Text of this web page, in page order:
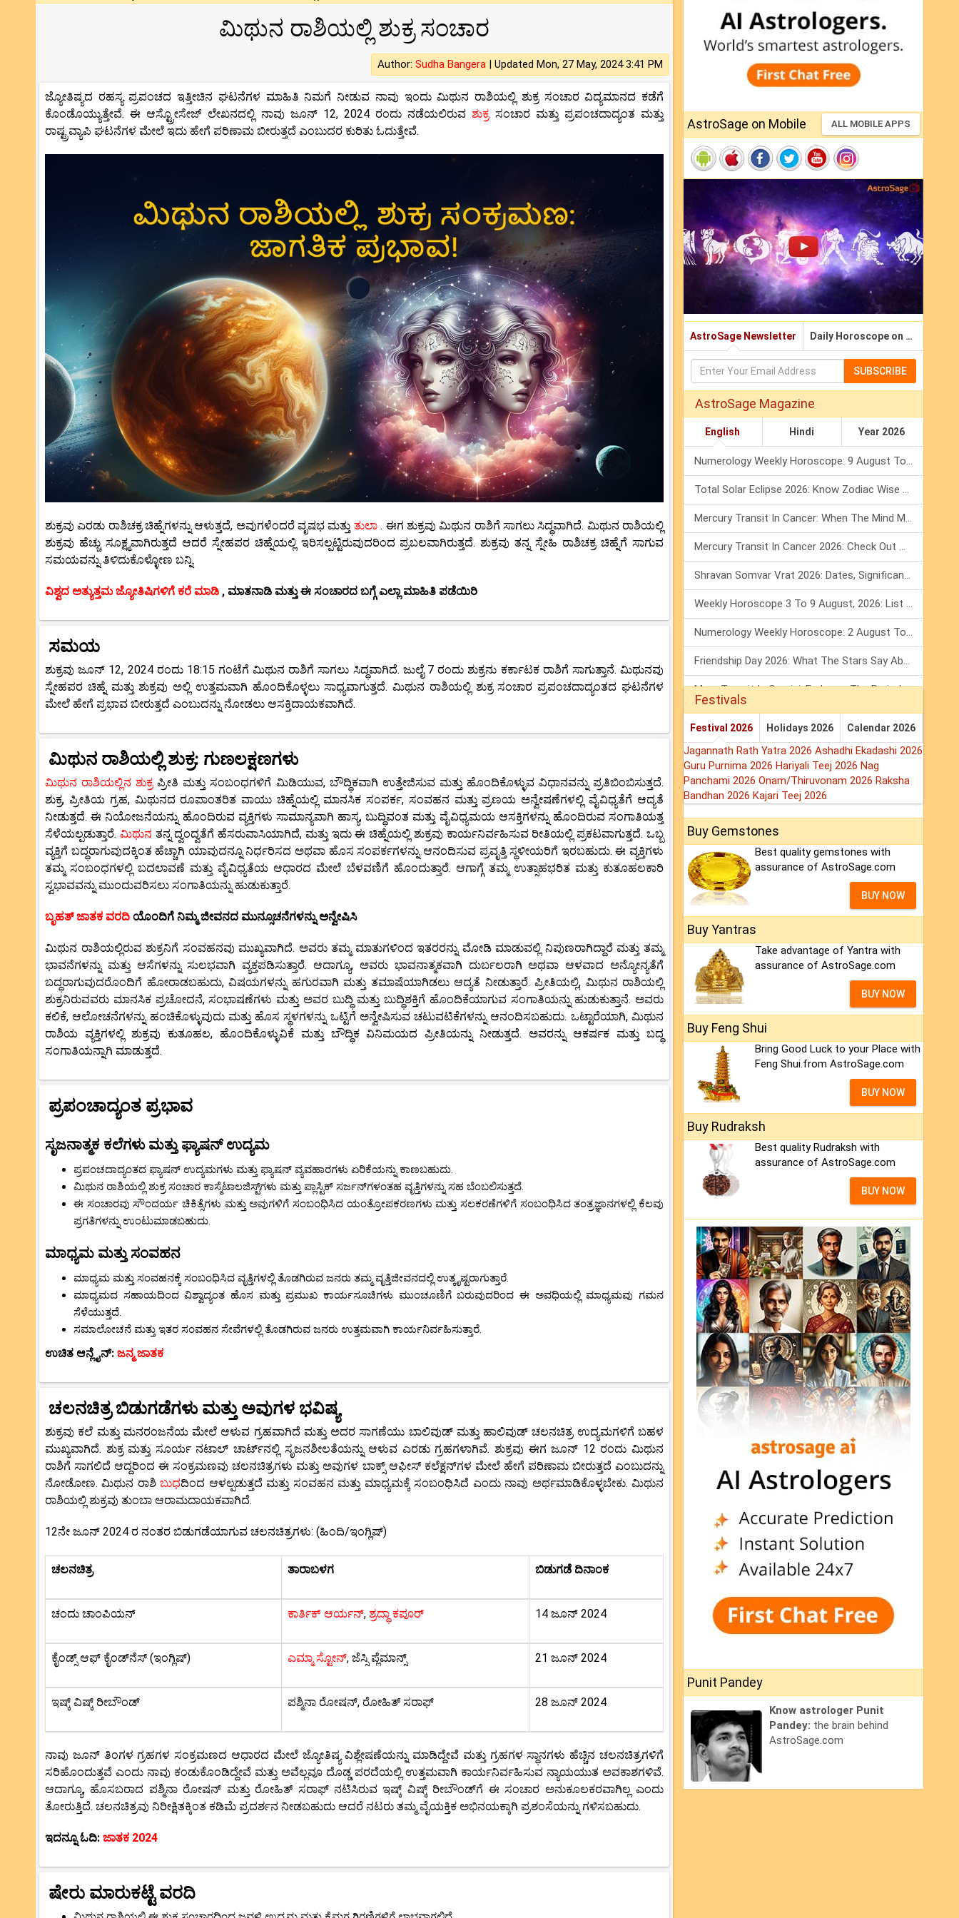
ಮಿಥುನ ರಾಶಿಯಲ್ಲಿ ಶುಕ್ರ ಸಂಚಾರ
Author: Sudha Bangera | Updated Mon, 27 May, 2024 3:41 PM
ಜ್ಯೋತಿಷ್ಯದ ರಹಸ್ಯ ಪ್ರಪಂಚದ ಇತ್ತೀಚಿನ ಘಟನೆಗಳ ಮಾಹಿತಿ ನಿಮಗೆ ನೀಡುವ ನಾವು ಇಂದು ಮಿಥುನ ರಾಶಿಯಲ್ಲಿ ಶುಕ್ರ ಸಂಚಾರ ವಿದ್ಯಮಾನದ ಕಡೆಗೆ
ಕೊಂಡೊಯ್ಯುತ್ತೇವೆ. ಈ ಆಸ್ಟ್ರೋಸೇಜ್ ಲೇಖನದಲ್ಲಿ ನಾವು ಜೂನ್ 12, 2024 ರಂದು ನಡೆಯಲಿರುವಶುಕ್ರಸಂಚಾರ ಮತ್ತು ಪ್ರಪಂಚದಾದ್ಯಂತ ಮತ್ತು
ರಾಷ್ಟ್ರವ್ಯಾಪಿ ಘಟನೆಗಳ ಮೇಲೆ ಇದು ಹೇಗೆ ಪರಿಣಾಮ ಬೀರುತ್ತದೆ ಎಂಬುದರ ಕುರಿತು ಓದುತ್ತೇವೆ.
ಶುಕ್ರವು ಎರಡು ರಾಶಿಚಕ್ರ ಚಿಹ್ನೆಗಳನ್ನು ಆಳುತ್ತದೆ, ಅವುಗಳೆಂದರೆ ವೃಷಭ ಮತ್ತು ತುಲಾ. ಈಗ ಶುಕ್ರವು ಮಿಥುನ ರಾಶಿಗೆ ಸಾಗಲು ಸಿದ್ಧವಾಗಿದೆ. ಮಿಥುನ ರಾಶಿಯಲ್ಲಿ
ಶುಕ್ರವು ಹೆಚ್ಚು ಸೂಕ್ಷ್ಮವಾಗಿರುತ್ತದೆ ಆದರೆ ಸ್ನೇಹಪರ ಚಿಹ್ನೆಯಲ್ಲಿ ಇರಿಸಲ್ಪಟ್ಟಿರುವುದರಿಂದ ಪ್ರಬಲವಾಗಿರುತ್ತದೆ. ಶುಕ್ರವು ತನ್ನ ಸ್ನೇಹಿ ರಾಶಿಚಕ್ರ ಚಿಹ್ನೆಗೆ ಸಾಗುವ
ಸಮಯವನ್ನು ತಿಳಿದುಕೊಳ್ಳೋಣ ಬನ್ನಿ.
ವಿಶ್ವದ ಅತ್ಯುತ್ತಮ ಜ್ಯೋತಿಷಿಗಳಿಗೆ ಕರೆ ಮಾಡಿ , ಮಾತನಾಡಿ ಮತ್ತು ಈ ಸಂಚಾರದ ಬಗ್ಗೆ ಎಲ್ಲಾ ಮಾಹಿತಿ ಪಡೆಯಿರಿ
ಸಮಯ
ಶುಕ್ರವು ಜೂನ್ 12, 2024 ರಂದು 18:15 ಗಂಟೆಗೆ ಮಿಥುನ ರಾಶಿಗೆ ಸಾಗಲು ಸಿದ್ಧವಾಗಿದೆ. ಜುಲೈ 7 ರಂದು ಶುಕ್ರನು ಕರ್ಕಾಟಕ ರಾಶಿಗೆ ಸಾಗುತ್ತಾನೆ. ಮಿಥುನವು
ಸ್ನೇಹಪರ ಚಿಹ್ನೆ ಮತ್ತು ಶುಕ್ರವು ಅಲ್ಲಿ ಉತ್ತಮವಾಗಿ ಹೊಂದಿಕೊಳ್ಳಲು ಸಾಧ್ಯವಾಗುತ್ತದೆ. ಮಿಥುನ ರಾಶಿಯಲ್ಲಿ ಶುಕ್ರ ಸಂಚಾರ ಪ್ರಪಂಚದಾದ್ಯಂತದ ಘಟನೆಗಳ
ಮೇಲೆ ಹೇಗೆ ಪ್ರಭಾವ ಬೀರುತ್ತದೆ ಎಂಬುದನ್ನು ನೋಡಲು ಆಸಕ್ತಿದಾಯಕವಾಗಿದೆ.
ಮಿಥುನ ರಾಶಿಯಲ್ಲಿ ಶುಕ್ರ: ಗುಣಲಕ್ಷಣಗಳು
ಮಿಥುನ ರಾಶಿಯಲ್ಲಿನ ಶುಕ್ರಪ್ರೀತಿ ಮತ್ತು ಸಂಬಂಧಗಳಿಗೆ ಮಿಡಿಯುವ, ಬೌದ್ಧಿಕವಾಗಿ ಉತ್ತೇಜಿಸುವ ಮತ್ತು ಹೊಂದಿಕೊಳ್ಳುವ ವಿಧಾನವನ್ನು ಪ್ರತಿಬಿಂಬಿಸುತ್ತದೆ.
ಶುಕ್ರ, ಪ್ರೀತಿಯ ಗ್ರಹ, ಮಿಥುನದ ರೂಪಾಂತರಿತ ವಾಯು ಚಿಹ್ನೆಯಲ್ಲಿ ಮಾನಸಿಕ ಸಂಪರ್ಕ, ಸಂವಹನ ಮತ್ತು ಪ್ರಣಯ ಅನ್ವೇಷಣೆಗಳಲ್ಲಿ ವೈವಿಧ್ಯತೆಗೆ ಆದ್ಯತೆ
ನೀಡುತ್ತದೆ. ಈ ನಿಯೋಜನೆಯನ್ನು ಹೊಂದಿರುವ ವ್ಯಕ್ತಿಗಳು ಸಾಮಾನ್ಯವಾಗಿ ಹಾಸ್ಯ, ಬುದ್ಧಿವಂತ ಮತ್ತು ವೈವಿಧ್ಯಮಯ ಆಸಕ್ತಿಗಳನ್ನು ಹೊಂದಿರುವ ಸಂಗಾತಿಯತ್ತ
ಸೆಳೆಯಲ್ಪಡುತ್ತಾರೆ. ಮಿಥುನ ತನ್ನ ದ್ವಂದ್ವತೆಗೆ ಹೆಸರುವಾಸಿಯಾಗಿದೆ, ಮತ್ತು ಇದು ಈ ಚಿಹ್ನೆಯಲ್ಲಿ ಶುಕ್ರವು ಕಾರ್ಯನಿರ್ವಹಿಸುವ ರೀತಿಯಲ್ಲಿ ಪ್ರಕಟವಾಗುತ್ತದೆ. ಒಬ್ಬ
ವ್ಯಕ್ತಿಗೆ ಬದ್ಧರಾಗುವುದಕ್ಕಿಂತ ಹೆಚ್ಚಾಗಿ ಯಾವುದನ್ನೂ ನಿರ್ಧರಿಸದ ಅಥವಾ ಹೊಸ ಸಂಪರ್ಕಗಳನ್ನು ಆನಂದಿಸುವ ಪ್ರವೃತ್ತಿ ಸ್ಥಳೀಯರಿಗೆ ಇರಬಹುದು. ಈ ವ್ಯಕ್ತಿಗಳು
ತಮ್ಮ ಸಂಬಂಧಗಳಲ್ಲಿ ಬದಲಾವಣೆ ಮತ್ತು ವೈವಿಧ್ಯತೆಯ ಆಧಾರದ ಮೇಲೆ ಬೆಳವಣಿಗೆ ಹೊಂದುತ್ತಾರೆ. ಆಗಾಗ್ಗೆ ತಮ್ಮ ಉತ್ಸಾಹಭರಿತ ಮತ್ತು ಕುತೂಹಲಕಾರಿ
ಸ್ವಭಾವವನ್ನು ಮುಂದುವರಿಸಲು ಸಂಗಾತಿಯನ್ನು ಹುಡುಕುತ್ತಾರೆ.
ಬೃಹತ್ ಜಾತಕ ವರದಿ ಯೊಂದಿಗೆ ನಿಮ್ಮ ಜೀವನದ ಮುನ್ಸೂಚನೆಗಳನ್ನು ಅನ್ವೇಷಿಸಿ
ಮಿಥುನ ರಾಶಿಯಲ್ಲಿರುವ ಶುಕ್ರನಿಗೆ ಸಂವಹನವು ಮುಖ್ಯವಾಗಿದೆ. ಅವರು ತಮ್ಮ ಮಾತುಗಳಿಂದ ಇತರರನ್ನು ಮೋಡಿ ಮಾಡುವಲ್ಲಿ ನಿಪುಣರಾಗಿದ್ದಾರೆ ಮತ್ತು ತಮ್ಮ
ಭಾವನೆಗಳನ್ನು ಮತ್ತು ಆಸೆಗಳನ್ನು ಸುಲಭವಾಗಿ ವ್ಯಕ್ತಪಡಿಸುತ್ತಾರೆ. ಆದಾಗ್ಯೂ, ಅವರು ಭಾವನಾತ್ಮಕವಾಗಿ ದುರ್ಬಲರಾಗಿ ಅಥವಾ ಆಳವಾದ ಅನ್ಯೋನ್ಯತೆಗೆ
ಬದ್ಧರಾಗುವುದರೊಂದಿಗೆ ಹೋರಾಡಬಹುದು, ವಿಷಯಗಳನ್ನು ಹಗುರವಾಗಿ ಮತ್ತು ತಮಾಷೆಯಾಗಿಡಲು ಆದ್ಯತೆ ನೀಡುತ್ತಾರೆ. ಪ್ರೀತಿಯಲ್ಲಿ, ಮಿಥುನ ರಾಶಿಯಲ್ಲಿ
ಶುಕ್ರನಿರುವವರು ಮಾನಸಿಕ ಪ್ರಚೋದನೆ, ಸಂಭಾಷಣೆಗಳು ಮತ್ತು ಅವರ ಬುದ್ಧಿ ಮತ್ತು ಬುದ್ಧಿಶಕ್ತಿಗೆ ಹೊಂದಿಕೆಯಾಗುವ ಸಂಗಾತಿಯನ್ನು ಹುಡುಕುತ್ತಾನೆ. ಅವರು
ಕಲಿಕೆ, ಆಲೋಚನೆಗಳನ್ನು ಹಂಚಿಕೊಳ್ಳುವುದು ಮತ್ತು ಹೊಸ ಸ್ಥಳಗಳನ್ನು ಒಟ್ಟಿಗೆ ಅನ್ವೇಷಿಸುವ ಚಟುವಟಿಕೆಗಳನ್ನು ಆನಂದಿಸಬಹುದು. ಒಟ್ಟಾರೆಯಾಗಿ, ಮಿಥುನ
ರಾಶಿಯ ವ್ಯಕ್ತಿಗಳಲ್ಲಿ ಶುಕ್ರವು ಕುತೂಹಲ, ಹೊಂದಿಕೊಳ್ಳುವಿಕೆ ಮತ್ತು ಬೌದ್ಧಿಕ ವಿನಿಮಯದ ಪ್ರೀತಿಯನ್ನು ನೀಡುತ್ತದೆ. ಅವರನ್ನು ಆಕರ್ಷಕ ಮತ್ತು ಬದ್ಧ
ಸಂಗಾತಿಯನ್ನಾಗಿ ಮಾಡುತ್ತದೆ.
ಪ್ರಪಂಚಾದ್ಯಂತ ಪ್ರಭಾವ
ಸೃಜನಾತ್ಮಕ ಕಲೆಗಳು ಮತ್ತು ಫ್ಯಾಷನ್ ಉದ್ಯಮ
ಪ್ರಪಂಚದಾದ್ಯಂತದ ಫ್ಯಾಷನ್ ಉದ್ಯಮಗಳು ಮತ್ತು ಫ್ಯಾಷನ್ ವ್ಯವಹಾರಗಳು ಏರಿಕೆಯನ್ನು ಕಾಣಬಹುದು.
ಮಿಥುನ ರಾಶಿಯಲ್ಲಿ ಶುಕ್ರ ಸಂಚಾರ ಕಾಸ್ಮೆಟಾಲಜಿಸ್ಟ್‌ಗಳು ಮತ್ತು ಪ್ಲಾಸ್ಟಿಕ್ ಸರ್ಜನ್‌ಗಳಂತಹ ವೃತ್ತಿಗಳನ್ನು ಸಹ ಬೆಂಬಲಿಸುತ್ತದೆ.
ಈ ಸಂಚಾರವು ಸೌಂದರ್ಯ ಚಿಕಿತ್ಸೆಗಳು ಮತ್ತು ಅವುಗಳಿಗೆ ಸಂಬಂಧಿಸಿದ ಯಂತ್ರೋಪಕರಣಗಳು ಮತ್ತು ಸಲಕರಣೆಗಳಿಗೆ ಸಂಬಂಧಿಸಿದ ತಂತ್ರಜ್ಞಾನಗಳಲ್ಲಿ ಕೆಲವು
ಪ್ರಗತಿಗಳನ್ನು ಉಂಟುಮಾಡಬಹುದು.
ಮಾಧ್ಯಮ ಮತ್ತು ಸಂವಹನ
ಮಾಧ್ಯಮ ಮತ್ತು ಸಂವಹನಕ್ಕೆ ಸಂಬಂಧಿಸಿದ ವೃತ್ತಿಗಳಲ್ಲಿ ತೊಡಗಿರುವ ಜನರು ತಮ್ಮ ವೃತ್ತಿಜೀವನದಲ್ಲಿ ಉತ್ಕೃಷ್ಟರಾಗುತ್ತಾರೆ.
ಮಾಧ್ಯಮದ ಸಹಾಯದಿಂದ ವಿಶ್ವಾದ್ಯಂತ ಹೊಸ ಮತ್ತು ಪ್ರಮುಖ ಕಾರ್ಯಸೂಚಿಗಳು ಮುಂಚೂಣಿಗೆ ಬರುವುದರಿಂದ ಈ ಅವಧಿಯಲ್ಲಿ ಮಾಧ್ಯಮವು ಗಮನ
ಸೆಳೆಯುತ್ತದೆ.
ಸಮಾಲೋಚನೆ ಮತ್ತು ಇತರ ಸಂವಹನ ಸೇವೆಗಳಲ್ಲಿ ತೊಡಗಿರುವ ಜನರು ಉತ್ತಮವಾಗಿ ಕಾರ್ಯನಿರ್ವಹಿಸುತ್ತಾರೆ.
ಉಚಿತ ಆನ್ಲೈನ್: ಜನ್ಮ ಜಾತಕ
ಚಲನಚಿತ್ರ ಬಿಡುಗಡೆಗಳು ಮತ್ತು ಅವುಗಳ ಭವಿಷ್ಯ
ಶುಕ್ರವು ಕಲೆ ಮತ್ತು ಮನರಂಜನೆಯ ಮೇಲೆ ಆಳುವ ಗ್ರಹವಾಗಿದೆ ಮತ್ತು ಅದರ ಸಾಗಣೆಯು ಬಾಲಿವುಡ್ ಮತ್ತು ಹಾಲಿವುಡ್ ಚಲನಚಿತ್ರ ಉದ್ಯಮಗಳಿಗೆ ಬಹಳ
ಮುಖ್ಯವಾಗಿದೆ. ಶುಕ್ರ ಮತ್ತು ಸೂರ್ಯ ನಟಾಲ್ ಚಾರ್ಟ್‌ನಲ್ಲಿ ಸೃಜನಶೀಲತೆಯನ್ನು ಆಳುವ ಎರಡು ಗ್ರಹಗಳಾಗಿವೆ. ಶುಕ್ರವು ಈಗ ಜೂನ್ 12 ರಂದು ಮಿಥುನ
ರಾಶಿಗೆ ಸಾಗಲಿದೆ ಆದ್ದರಿಂದ ಈ ಸಂಕ್ರಮಣವು ಚಲನಚಿತ್ರಗಳು ಮತ್ತು ಅವುಗಳ ಬಾಕ್ಸ್ ಆಫೀಸ್ ಕಲೆಕ್ಷನ್‌ಗಳ ಮೇಲೆ ಹೇಗೆ ಪರಿಣಾಮ ಬೀರುತ್ತದೆ ಎಂಬುದನ್ನು
ನೋಡೋಣ. ಮಿಥುನ ರಾಶಿಬುಧದಿಂದ ಆಳಲ್ಪಡುತ್ತದೆ ಮತ್ತು ಸಂವಹನ ಮತ್ತು ಮಾಧ್ಯಮಕ್ಕೆ ಸಂಬಂಧಿಸಿದೆ ಎಂದು ನಾವು ಅರ್ಥಮಾಡಿಕೊಳ್ಳಬೇಕು. ಮಿಥುನ
ರಾಶಿಯಲ್ಲಿ ಶುಕ್ರವು ತುಂಬಾ ಆರಾಮದಾಯಕವಾಗಿದೆ.
12ನೇ ಜೂನ್ 2024 ರ ನಂತರ ಬಿಡುಗಡೆಯಾಗುವ ಚಲನಚಿತ್ರಗಳು: (ಹಿಂದಿ/ಇಂಗ್ಲಿಷ್)
ಚಲನಚಿತ್ರ ತಾರಾಬಳಗ ಬಿಡುಗಡೆ ದಿನಾಂಕ
ಚಂದು ಚಾಂಪಿಯನ್ ಕಾರ್ತಿಕ್ ಆರ್ಯನ್, ಶ್ರದ್ಧಾ ಕಪೂರ್ 14 ಜೂನ್ 2024
ಕೈಂಡ್ಸ್ ಆಫ್ ಕೈಂಡ್‌ನೆಸ್‌ (ಇಂಗ್ಲಿಷ್) ಎಮ್ಮಾ ಸ್ಟೋನ್, ಜೆಸ್ಸಿ ಪ್ಲೆಮಾನ್ಸ್ 21 ಜೂನ್ 2024
ಇಷ್ಕ್ ವಿಷ್ಕ್ ರೀಬೌಂಡ್ ಪಶ್ಮಿನಾ ರೋಷನ್, ರೋಹಿತ್ ಸರಾಫ್ 28 ಜೂನ್ 2024
ನಾವು ಜೂನ್ ತಿಂಗಳ ಗ್ರಹಗಳ ಸಂಕ್ರಮಣದ ಆಧಾರದ ಮೇಲೆ ಜ್ಯೋತಿಷ್ಯ ವಿಶ್ಲೇಷಣೆಯನ್ನು ಮಾಡಿದ್ದೇವೆ ಮತ್ತು ಗ್ರಹಗಳ ಸ್ಥಾನಗಳು ಹೆಚ್ಚಿನ ಚಲನಚಿತ್ರಗಳಿಗೆ
ಸರಿಹೊಂದುತ್ತವೆ ಎಂದು ನಾವು ಕಂಡುಕೊಂಡಿದ್ದೇವೆ ಮತ್ತು ಅವೆಲ್ಲವೂ ದೊಡ್ಡ ಪರದೆಯಲ್ಲಿ ಉತ್ತಮವಾಗಿ ಕಾರ್ಯನಿರ್ವಹಿಸುವ ನ್ಯಾಯಯುತ ಅವಕಾಶಗಳಿವೆ.
ಆದಾಗ್ಯೂ, ಹೊಸಬರಾದ ಪಶ್ಮಿನಾ ರೋಷನ್ ಮತ್ತು ರೋಹಿತ್ ಸರಾಫ್ ನಟಿಸಿರುವ ಇಷ್ಕ್ ವಿಷ್ಕ್ ರೀಬೌಂಡ್‌ಗೆ ಈ ಸಂಚಾರ ಅನುಕೂಲಕರವಾಗಿಲ್ಲ ಎಂದು
ತೋರುತ್ತಿದೆ. ಚಲನಚಿತ್ರವು ನಿರೀಕ್ಷಿತಕ್ಕಿಂತ ಕಡಿಮೆ ಪ್ರದರ್ಶನ ನೀಡಬಹುದು ಆದರೆ ನಟರು ತಮ್ಮ ವೈಯಕ್ತಿಕ ಅಭಿನಯಕ್ಕಾಗಿ ಪ್ರಶಂಸೆಯನ್ನು ಗಳಿಸಬಹುದು.
ಇದನ್ನೂ ಓದಿ: ಜಾತಕ 2024
ಷೇರು ಮಾರುಕಟ್ಟೆ ವರದಿ
AstroSage on Mobile ALL MOBILE APPS
AstroSage Newsletter Daily Horoscope on Email
SUBSCRIBE
AstroSage Magazine
English Hindi Year 2026
Numerology Weekly Horoscope: 9 August To 15 August, 2026
Total Solar Eclipse 2026: Know Zodiac Wise Prediction
Mercury Transit In Cancer: When The Mind Meets The Heart!
Mercury Transit In Cancer 2026: Check Out What It Brings For You
Shravan Somvar Vrat 2026: Dates, Significance & Rituals In August
Weekly Horoscope 3 To 9 August, 2026: List Of Fasts & Festivals
Numerology Weekly Horoscope: 2 August To 8 August, 2026
Friendship Day 2026: What The Stars Say About Your Best Friend!
Mars Transit In Gemini: Embrace The Period Full Of Energy & Intelligence
Festivals
Festival 2026 Holidays 2026 Calendar 2026
Jagannath Rath Yatra 2026 Ashadhi Ekadashi 2026
Guru Purnima 2026 Hariyali Teej 2026 Nag
Panchami 2026 Onam/Thiruvonam 2026 Raksha
Bandhan 2026 Kajari Teej 2026
Buy Gemstones
Best quality gemstones with
assurance of AstroSage.com
BUY NOW
Buy Yantras
Take advantage of Yantra with
assurance of AstroSage.com
BUY NOW
Buy Feng Shui
Bring Good Luck to your Place with
Feng Shui.from AstroSage.com
BUY NOW
Buy Rudraksh
Best quality Rudraksh with
assurance of AstroSage.com
BUY NOW
Punit Pandey
Know astrologer Punit
Pandey: the brain behind
AstroSage.com